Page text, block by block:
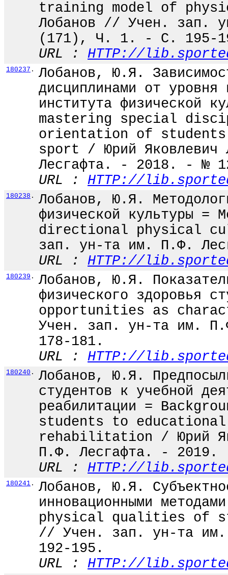
training model of
Лобанов // Учен. зап.
(171), Ч. 1. - С. 195-
URL : HTTP://
180237 .
Лобанов, Ю.Я.
дисциплинами от уровня
института физической
mastering special
orientation of
sport / Юрий
Лесгафта. - 2018. - №
URL : HTTP://
180238 .
Лобанов, Ю.Я.
физической культуры
directional physical
зап. ун-та им. П.Ф.
URL : HTTP://
180239 .
Лобанов, Ю.Я.
физического здоровья
opportunities as
Учен. зап. ун-та им.
178-181.
URL : HTTP://
180240 .
Лобанов, Ю.Я.
студентов к учебной
реабилитации =
students to
rehabilitation / Юрий
П.Ф. Лесгафта. -
URL : HTTP://
180241 .
Лобанов, Ю.Я.
инновационными
physical qualities of
// Учен. зап. ун-та
192-195.
URL : HTTP://